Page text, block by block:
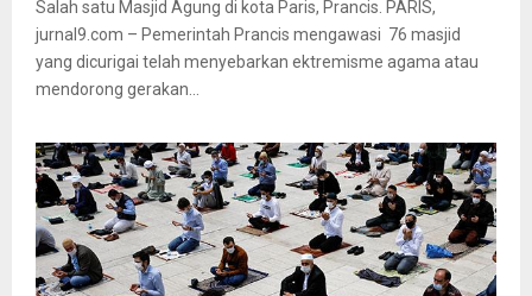
Salah satu Masjid Agung di kota Paris, Prancis. PARIS,
jurnal9.com – Pemerintah Prancis mengawasi 76 masjid
yang dicurigai telah menyebarkan ektremisme agama atau
mendorong gerakan...